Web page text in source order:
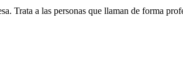
Trata a las personas que llaman de forma